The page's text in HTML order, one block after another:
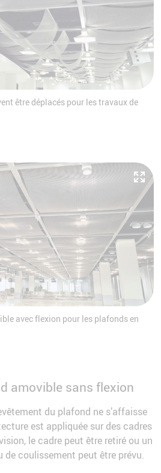
être déplacés pour les travaux de
avec flexion pour les plafonds en
amovible sans flexion
du plafond ne s’affaisse
est appliquée sur des cadres
le cadre peut être retiré ou un
de coulissement peut être prévu.